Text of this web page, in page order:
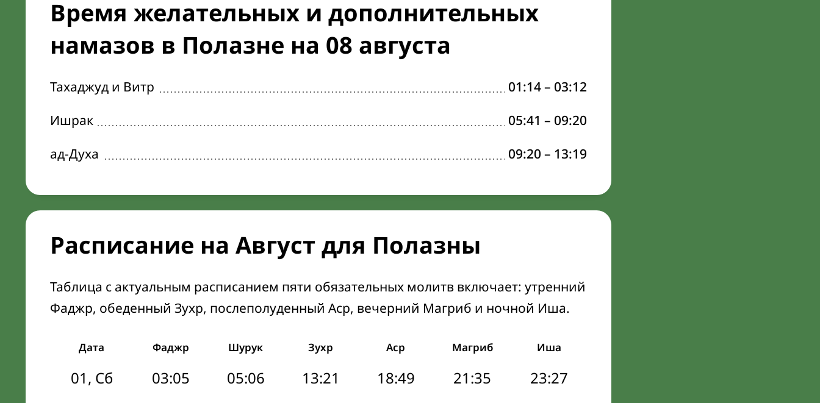
Время желательных и дополнительных
намазов в Полазне на 08 августа
Тахаджуд и Витр 01:14– 03:12
Ишрак
05:41 – 09:20
ад-Духа
09:20 – 13:19
Расписание на Август для Полазны
Таблица с актуальным расписанием пяти обязательных молитв включает: утренний
Фаджр, обеденный Зухр, послеполуденный Аср, вечерний Магриб и ночной Иша.
Дата Фаджр Шурук Зухр Аср Магриб Иша
01, Сб 03:05 05:06 13:21 18:49 21:35
23:27